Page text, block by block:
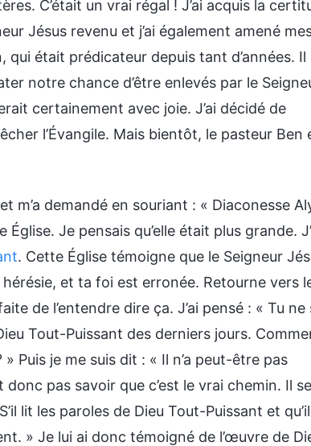
C’était un vrai régal ! J’ai acquis la
Jésus revenu et j’ai également amené
qui était prédicateur depuis tant d’années. Il
notre chance d’être enlevés par le
certainement avec joie. J’ai décidé de
l’Évangile. Mais bientôt, le pasteur Ben
m’a demandé en souriant : « Diaconesse
Je pensais qu’elle était plus grande.
. Cette Église témoigne que le Seigneur
hérésie, et ta foi est erronée. Retourne vers
de l’entendre dire ça. J’ai pensé : « Tu ne
Tout-Puissant des derniers jours.
Puis je me suis dit : « Il n’a peut-être pas
pas savoir que c’est le vrai chemin. Il
lit les paroles de Dieu Tout-Puissant et
» Je lui ai donc témoigné de l’œuvre de